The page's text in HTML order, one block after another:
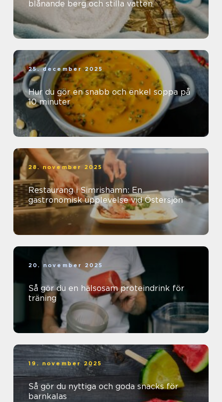
blånande berg och stilla vatten
25. december 2025
Hur du gör en snabb och enkel soppa på
10 minuter
28. november 2025
Restaurang i Simrishamn: En
gastronomisk upplevelse vid Östersjön
20. november 2025
Så gör du en hälsosam proteindrink för
träning
19. november 2025
Så gör du nyttiga och goda snacks för
barnkalas